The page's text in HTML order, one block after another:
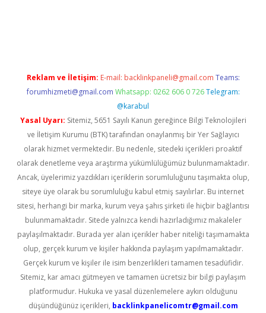
Reklam ve İletişim: E-mail: backlinkpaneli@gmail.com Teams:
forumhizmeti@gmail.com Whatsapp: 0262 606 0 726 Telegram:
@karabul
Yasal Uyarı: Sitemiz, 5651 Sayılı Kanun gereğince Bilgi Teknolojileri
ve İletişim Kurumu (BTK) tarafından onaylanmış bir Yer Sağlayıcı
olarak hizmet vermektedir. Bu nedenle, sitedeki içerikleri proaktif
olarak denetleme veya araştırma yükümlülüğümüz bulunmamaktadır.
Ancak, üyelerimiz yazdıkları içeriklerin sorumluluğunu taşımakta olup,
siteye üye olarak bu sorumluluğu kabul etmiş sayılırlar. Bu internet
sitesi, herhangi bir marka, kurum veya şahıs şirketi ile hiçbir bağlantısı
bulunmamaktadır. Sitede yalnızca kendi hazırladığımız makaleler
paylaşılmaktadır. Burada yer alan içerikler haber niteliği taşımamakta
olup, gerçek kurum ve kişiler hakkında paylaşım yapılmamaktadır.
Gerçek kurum ve kişiler ile isim benzerlikleri tamamen tesadüfidir.
Sitemiz, kar amacı gütmeyen ve tamamen ücretsiz bir bilgi paylaşım
platformudur. Hukuka ve yasal düzenlemelere aykırı olduğunu
düşündüğünüz içerikleri, backlinkpanelicomtr@gmail.com